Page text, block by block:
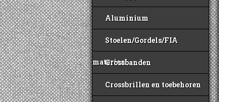
Aluminium
Stoelen/Gordels/FIA
materiaal
Crossbanden
Crossbrillen en toebehoren